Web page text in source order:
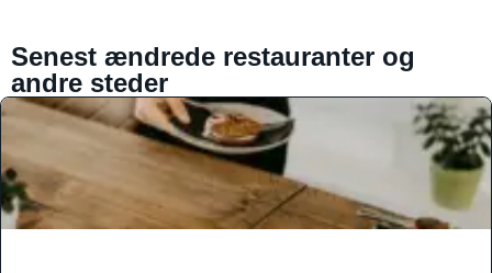
Senest ændrede restauranter og
andre steder